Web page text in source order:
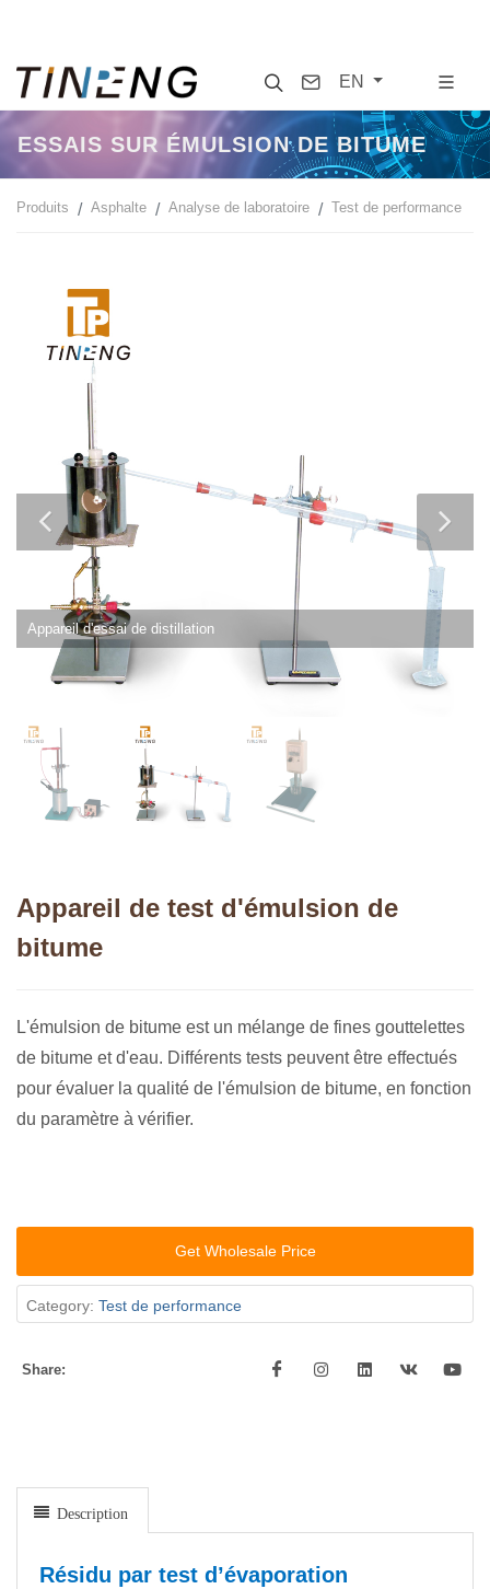
SearchContact
EN
ESSAIS SUR ÉMULSION DE BITUME
Produits Asphalte Analyse de laboratoire Test de performance
Appareil d'essai de distillation
Appareil de test d'émulsion de
bitume
L'émulsion de bitume est un mélange de fines gouttelettes
de bitume et d'eau. Différents tests peuvent être effectués
pour évaluer la qualité de l'émulsion de bitume, en fonction
du paramètre à vérifier.
Get Wholesale Price
Category: Test de performance
Share:
Description
Résidu par test d’évaporation